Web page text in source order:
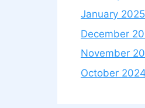
January 2025
December
November
October 2024